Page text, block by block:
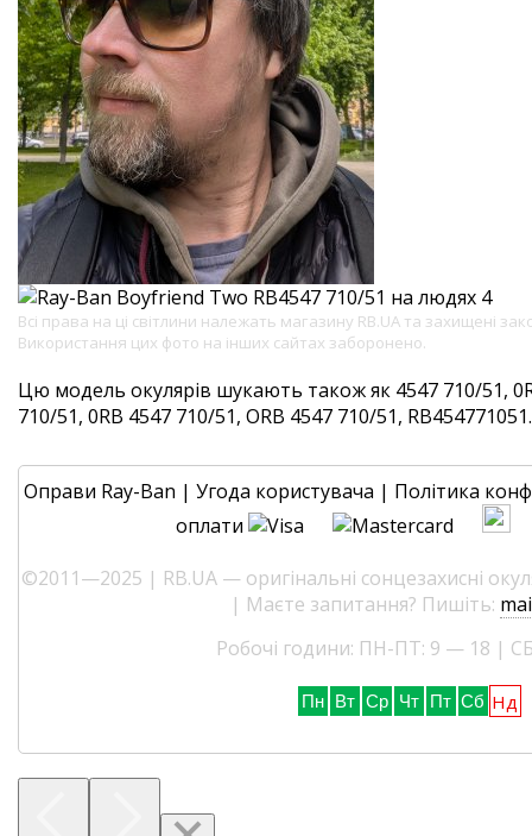
Всі права на ці світлини належать магазину RB.UA та захищені
Використання цих фото на інших сайтах заборонено.
Цю модель окулярів шукають також як 4547 710/51,
710/51, 0RB 4547 710/51, ORB 4547 710/51,
Оправи Ray-Ban | Угода користувача | Політика
оплати
©2011—2025 | RB.UA — оригінальні сонцезахисні
| Маєте запитання? Пишіть:
Робочі години: ПН-ПТ: 9 — 18 |
Пн Вт Ср Чт Пт Сб Нд